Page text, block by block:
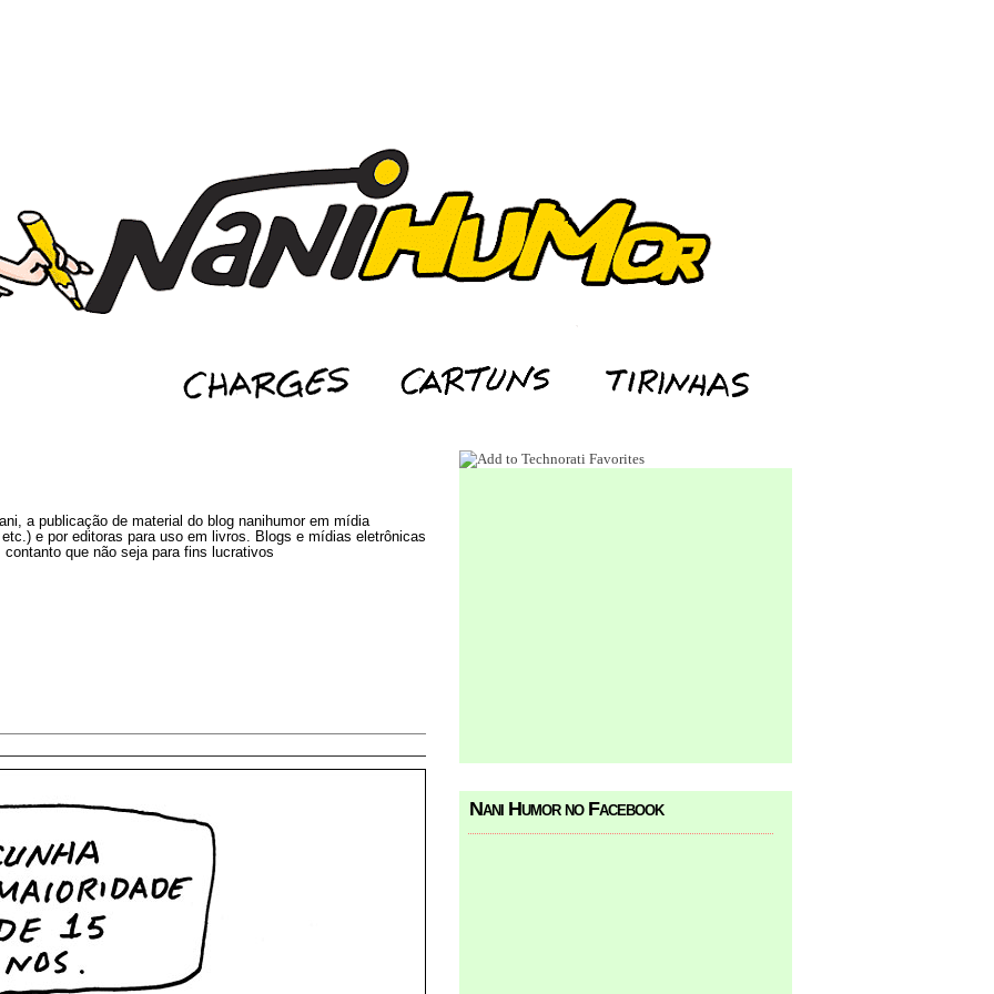
a publicação de material do blog nanihumor em mídia
e por editoras para uso em livros. Blogs e mídias eletrônicas
que não seja para fins lucrativos
Nani Humor no Facebook